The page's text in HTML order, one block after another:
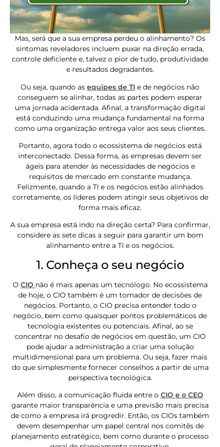
Mas, será que a sua empresa perdeu o alinhamento? Os
sintomas reveladores incluem puxar na direção errada,
controle deficiente e, talvez o pior de tudo, produtividade
e resultados degradantes.
Ou seja, quando as equipes de TI e de negócios não
conseguem se alinhar, todas as partes podem esperar
uma jornada acidentada. Afinal, a transformação digital
está conduzindo uma mudança fundamental na forma
como uma organização entrega valor aos seus clientes.
Portanto, agora todo o ecossistema de negócios está
interconectado. Dessa forma, as empresas devem ser
ágeis para atender às necessidades de negócios e
requisitos de mercado em constante mudança.
Felizmente, quando a TI e os negócios estão alinhados
corretamente, os líderes podem atingir seus objetivos de
forma mais eficaz.
A sua empresa está indo na direção certa? Para confirmar,
considere as sete dicas a seguir para garantir um bom
alinhamento entre a TI e os negócios.
1. Conheça o seu negócio
O CIO não é mais apenas um tecnólogo. No ecossistema
de hoje, o CIO também é um tomador de decisões de
negócios. Portanto, o CIO precisa entender todo o
negócio, bem como quaisquer pontos problemáticos de
tecnologia existentes ou potenciais. Afinal, ao se
concentrar no desafio de negócios em questão, um CIO
pode ajudar a administração a criar uma solução
multidimensional para um problema. Ou seja, fazer mais
do que simplesmente fornecer conselhos a partir de uma
perspectiva tecnológica.
Além disso, a comunicação fluida entre o CIO e o CEO
garante maior transparência e uma previsão mais precisa
de como a empresa irá progredir. Então, os CIOs também
devem desempenhar um papel central nos comitês de
planejamento estratégico, bem como durante o processo